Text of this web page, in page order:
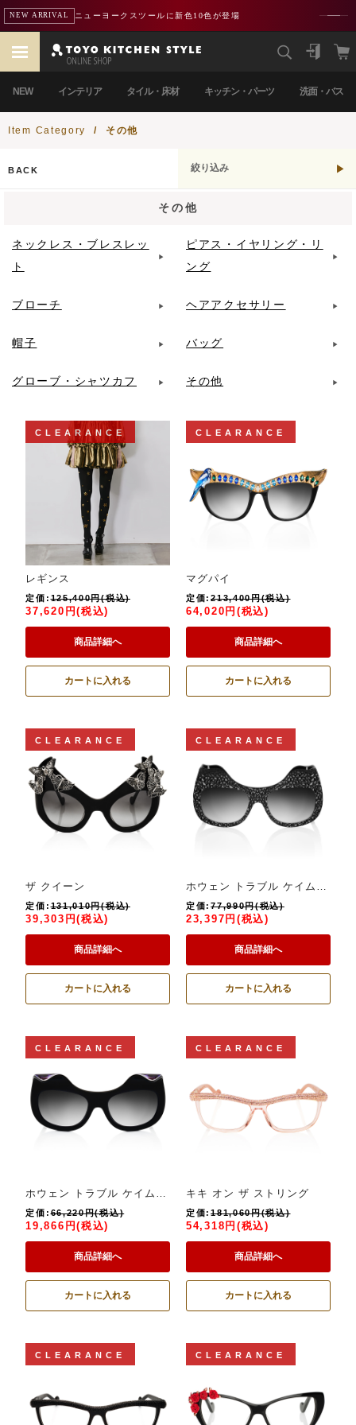
NEW ARRIVAL ニューヨークスツールに新色10色が登場
NEW インテリア タイル・床材 キッチン・パーツ 洗面・バス
Item Category / その他
BACK 絞り込み
その他
ネックレス・ブレスレッ
ト
ピアス・イヤリング・リ
ング
ブローチ ヘアアクセサリー
帽子 バッグ
グローブ・シャツカフ その他
CLEARANCE
レギンス
定価:125,400円(税込)
37,620円(税込)
商品詳細へ
カートに入れる
CLEARANCE
マグパイ
定価:213,400円(税込)
64,020円(税込)
商品詳細へ
カートに入れる
CLEARANCE
ザ クイーン
定価:131,010円(税込)
39,303円(税込)
商品詳細へ
カートに入れる
CLEARANCE
定価:77,990円(税込)
23,397円(税込)
商品詳細へ
カートに入れる
CLEARANCE
ホウェン トラブル ケイム トゥ タウン プティ
定価:66,220円(税込)
19,866円(税込)
商品詳細へ
カートに入れる
CLEARANCE
キキ オン ザ ストリング
定価:181,060円(税込)
54,318円(税込)
商品詳細へ
カートに入れる
CLEARANCE CLEARANCE